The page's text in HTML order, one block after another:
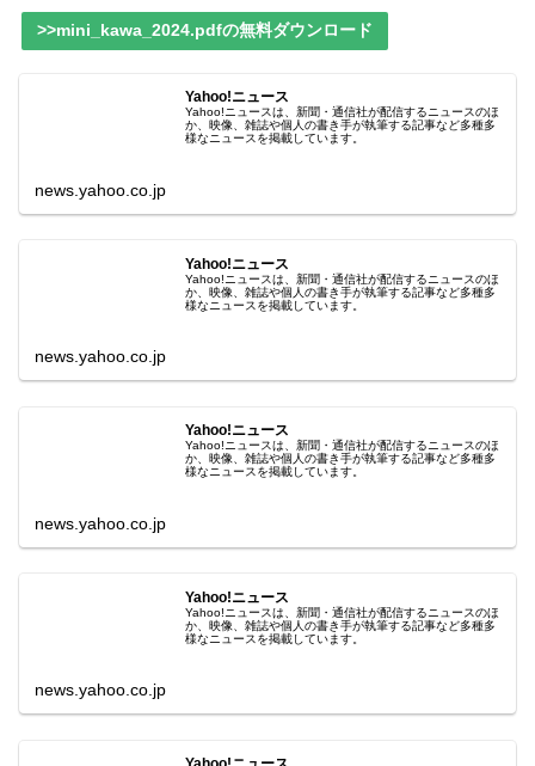
>>mini_kawa_2024.pdfの無料ダウンロード
Yahoo!ニュース
Yahoo!ニュースは、新聞・通信社が配信するニュースのほ
か、映像、雑誌や個人の書き手が執筆する記事など多種多
様なニュースを掲載しています。
news.yahoo.co.jp
Yahoo!ニュース
Yahoo!ニュースは、新聞・通信社が配信するニュースのほ
か、映像、雑誌や個人の書き手が執筆する記事など多種多
様なニュースを掲載しています。
news.yahoo.co.jp
Yahoo!ニュース
Yahoo!ニュースは、新聞・通信社が配信するニュースのほ
か、映像、雑誌や個人の書き手が執筆する記事など多種多
様なニュースを掲載しています。
news.yahoo.co.jp
Yahoo!ニュース
Yahoo!ニュースは、新聞・通信社が配信するニュースのほ
か、映像、雑誌や個人の書き手が執筆する記事など多種多
様なニュースを掲載しています。
news.yahoo.co.jp